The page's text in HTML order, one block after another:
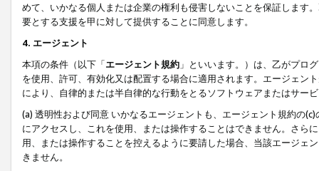
めて、いかなる個人または企業の権利も侵害しないことを保証します
要とする支援を甲に対して提供することに同意します。
4. エージェント
本項の条件（以下「エージェント規約 」といいます。）は、乙がプロ
を使用、許可、有効化又は配置する場合に適用されます。エージェン
により、自律的または半自律的な行動をとるソフトウェアまたはサー
(a) 透明性および同意 いかなるエージェントも、エージェント規約の
にアクセスし、これを使用、または操作することはできません。さら
用、または操作することを控えるように要請した場合、当該エージェ
きません。